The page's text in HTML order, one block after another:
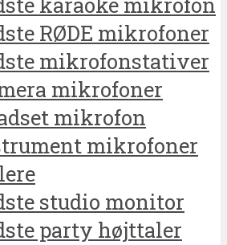
RØDE mikrofoner
mikrofonstativer
mikrofoner
mikrofon
mikrofoner
studio monitor
party højttaler